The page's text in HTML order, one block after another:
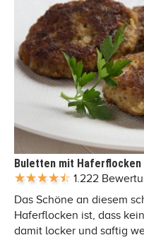
Buletten mit Haferflocken
1.222
Das Schöne an diesem
Haferflocken ist, dass
damit locker und saftig